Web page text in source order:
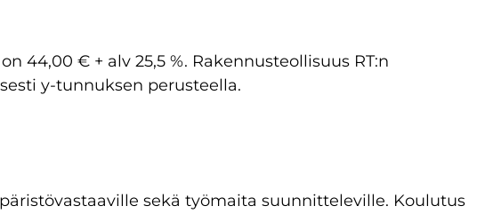
44,00 € + alv 25,5 %. Rakennusteollisuus RT:n
y-tunnuksen perusteella.
sekä työmaita suunnitteleville. Koulutus